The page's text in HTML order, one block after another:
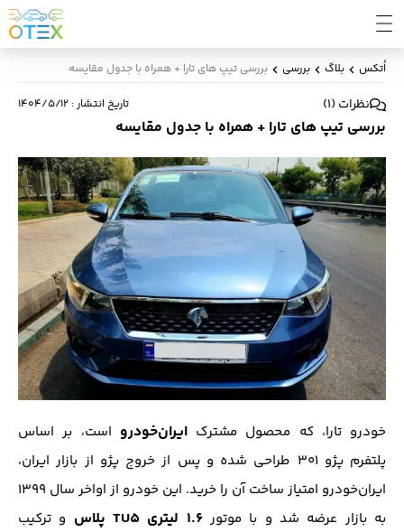
اُتکس بلاگ بررسی بررسی تیپ های تارا + همراه با جدول مقایسه
نظرات (
1
) تاریخ انتشار: ۱۴۰۴/۵/۱۲
بررسی تیپ های تارا + همراه با جدول مقایسه
خودرو تارا، که محصول مشترکایران‌خودرو است، بر اساس
پلتفرم پژو ۳۰۱ طراحی شده و پس از خروج پژو از بازار ایران،
ایران‌خودرو امتیاز ساخت آن را خرید. این خودرو از اواخر سال ۱۳۹۹
به بازار عرضه شد و با موتور۱.۶ لیتری TU5 پلاس
و ترکیب